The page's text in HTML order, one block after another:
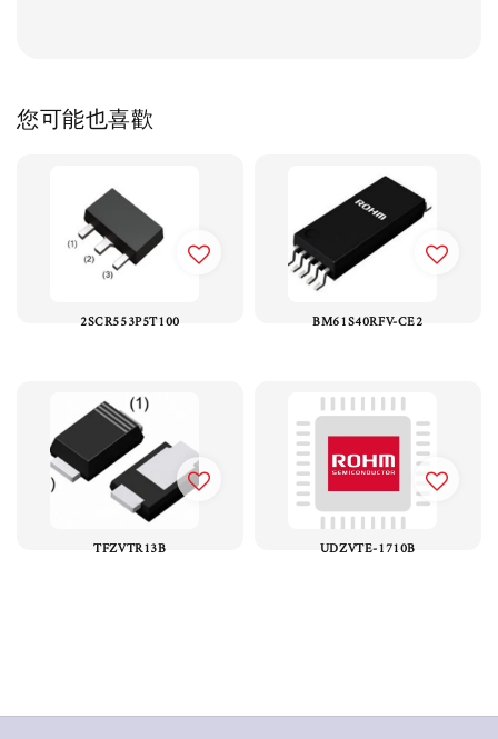
您可能也喜歡
2SCR553P5T100 BM61S40RFV-CE2
TFZVTR13B UDZVTE-1710B